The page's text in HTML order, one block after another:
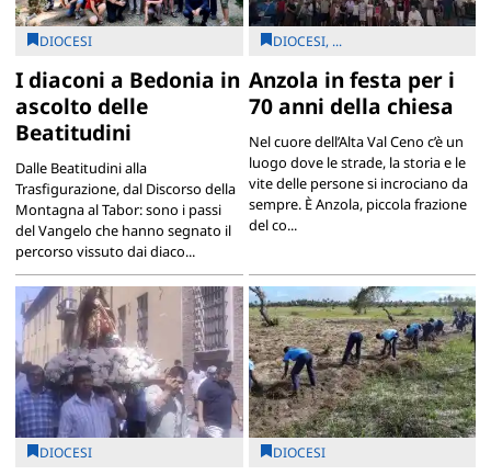
DIOCESI
I diaconi a Bedonia in
ascolto delle
Beatitudini
Dalle Beatitudini alla
Trasfigurazione, dal Discorso della
Montagna al Tabor: sono i passi
del Vangelo che hanno segnato il
percorso vissuto dai diaco...
DIOCESI, ...
Anzola in festa per i
70 anni della chiesa
Nel cuore dell’Alta Val Ceno c’è un
luogo dove le strade, la storia e le
vite delle persone si incrociano da
sempre. È Anzola, piccola frazione
del co...
DIOCESI DIOCESI